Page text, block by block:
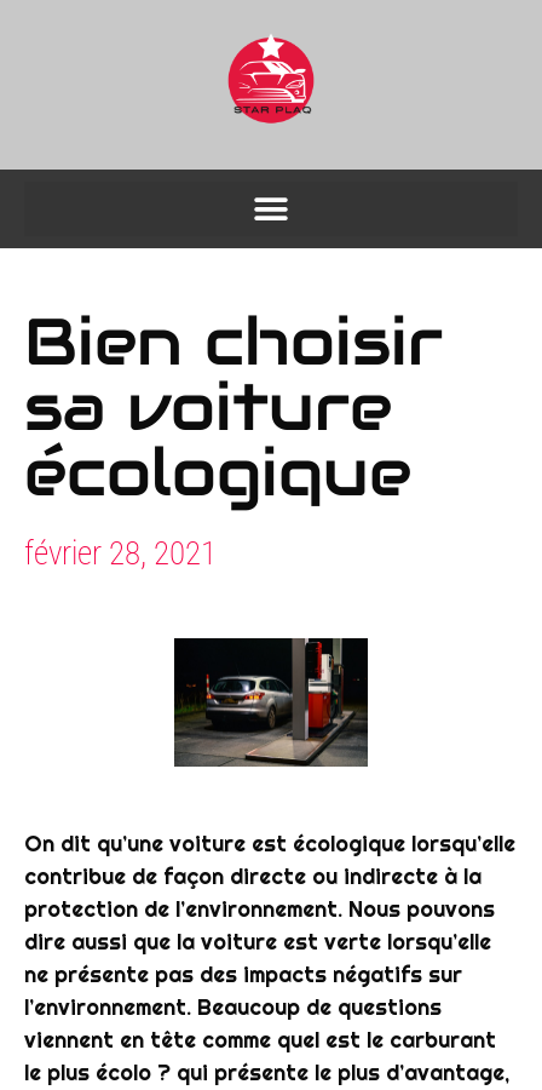
Bien choisir
sa voiture
écologique
février 28, 2021
On dit qu’une voiture est écologique lorsqu’elle
contribue de façon directe ou indirecte à la
protection de l’environnement. Nous pouvons
dire aussi que la voiture est verte lorsqu’elle
ne présente pas des impacts négatifs sur
l’environnement. Beaucoup de questions
viennent en tête comme quel est le carburant
le plus écolo ? qui présente le plus d’avantage,